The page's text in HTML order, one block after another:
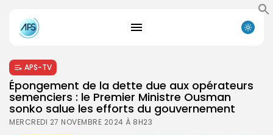
APS-TV
Épongement de la dette due aux opérateurs
semenciers : le Premier Ministre Ousman
sonko salue les efforts du gouvernement
MERCREDI 27 NOVEMBRE 2024 À 8H23